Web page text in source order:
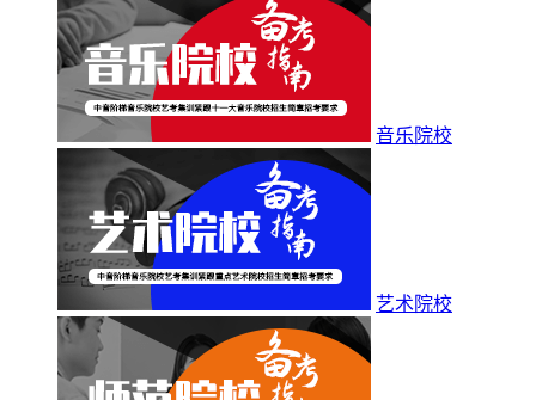
音乐院校
艺术院校